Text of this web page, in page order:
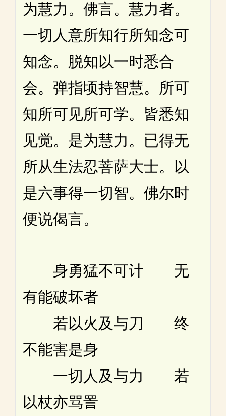
为慧力。佛言。慧力者。
一切人意所知行所知念可
知念。脱知以一时悉合
会。弹指顷持智慧。所可
知所可见所可学。皆悉知
见觉。是为慧力。已得无
所从生法忍菩萨大士。以
是六事得一切智。佛尔时
便说偈言。
身勇猛不可计 无
有能破坏者
若以火及与刀 终
不能害是身
一切人及与力 若
以杖亦骂詈